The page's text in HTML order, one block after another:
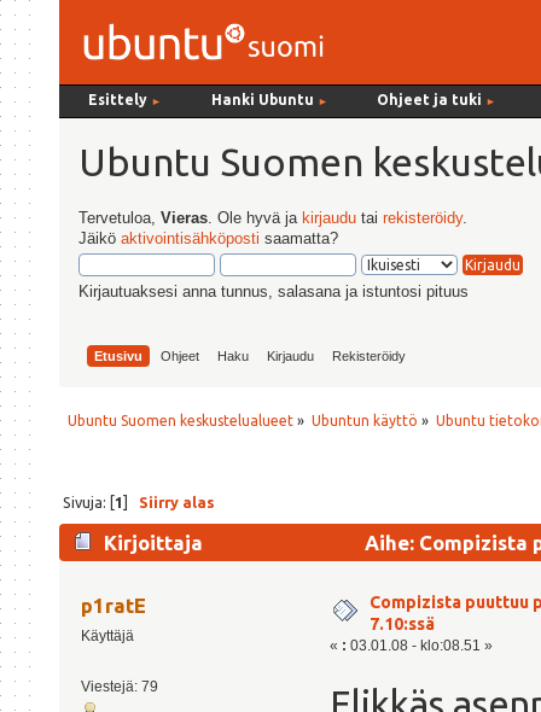
Esittely ► Hanki Ubuntu ► Ohjeet ja tuki ►
Ubuntu Suomen
Tervetuloa,Vieras . Ole hyvä ja kirjaudu tairekisteröidy.
Jäiköaktivointisähköposti saamatta?
Kirjautuaksesi anna tunnus, salasana ja istuntosi pituus
Etusivu Ohjeet Haku Kirjaudu Rekisteröidy
Ubuntu Suomen keskustelualueet » Ubuntun käyttö » Ubuntu
Sivuja: [1] Siirry alas
Kirjoittaja Aihe: Compizista
p1ratE
Käyttäjä
Viestejä: 79
Compizista puuttuu
7.10:ssä
« : 03.01.08 - klo:08.51 »